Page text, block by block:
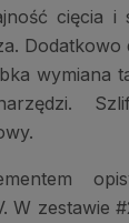
cięcia i
Dodatkowo
wymiana
W zestawie